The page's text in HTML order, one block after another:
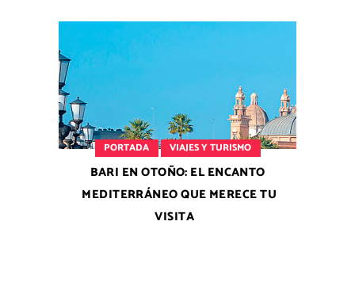
PORTADA VIAJES Y TURISMO
BARI EN OTOÑO: EL ENCANTO
MEDITERRÁNEO QUE MERECE TU
VISITA